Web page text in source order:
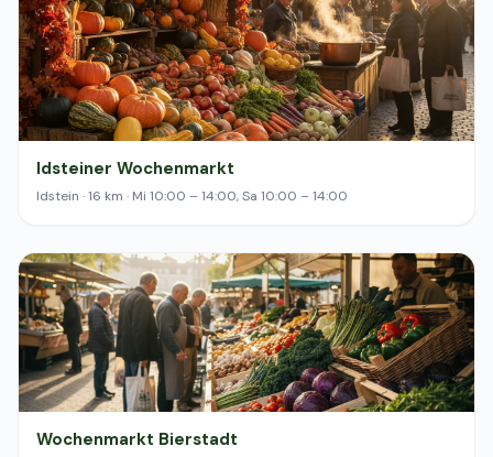
Idsteiner Wochenmarkt
Idstein · 16 km · Mi 10:00 – 14:00, Sa 10:00 – 14:00
Wochenmarkt Bierstadt